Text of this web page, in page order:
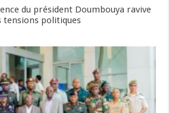
du président Doumbouya ravive
tensions politiques